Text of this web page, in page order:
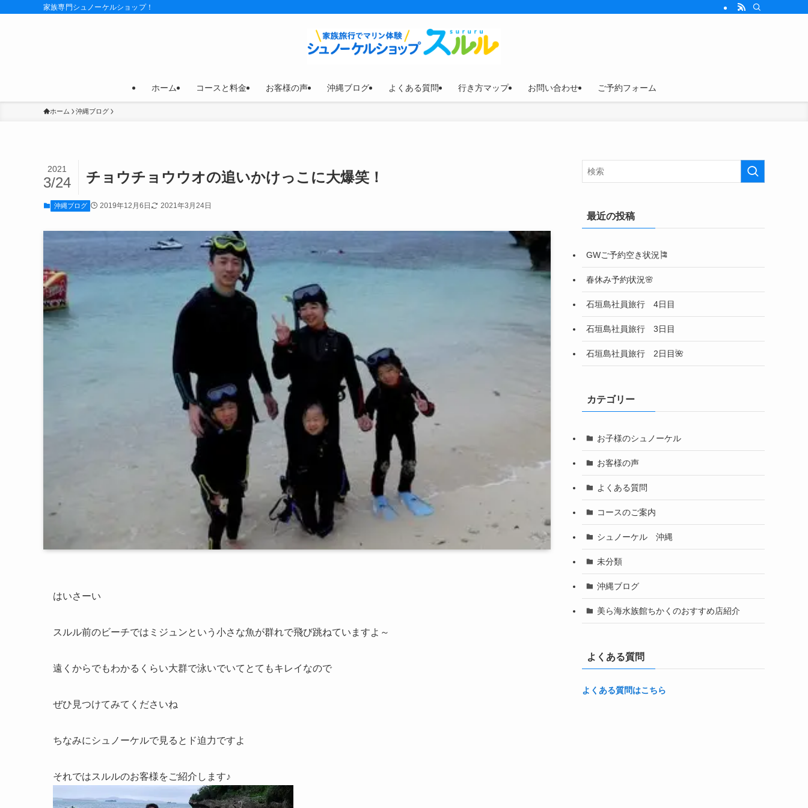
家族専門シュノーケルショップ！
ホーム コースと料金 お客様の声 沖縄ブログ よくある質問 行き方マップ お問い合わせ ご予約フォーム
ホーム 沖縄ブログ
チョウチョウウオの追いかけっこに大爆笑！
2021
3/24
沖縄ブログ 2019年12月6日 2021年3月24日
はいさーい
スルル前のビーチではミジュンという小さな魚が群れで飛び跳ねていますよ～
遠くからでもわかるくらい大群で泳いでいてとてもキレイなので
ぜひ見つけてみてくださいね
ちなみにシュノーケルで見るとド迫力ですよ
それではスルルのお客様をご紹介します♪
最近の投稿
GWご予約空き状況🎏
春休み予約状況🌸
石垣島社員旅行 4日目
石垣島社員旅行 3日目
石垣島社員旅行 2日目🌺
カテゴリー
お子様のシュノーケル
お客様の声
よくある質問
コースのご案内
シュノーケル 沖縄
未分類
沖縄ブログ
美ら海水族館ちかくのおすすめ店紹介
よくある質問
よくある質問はこちら